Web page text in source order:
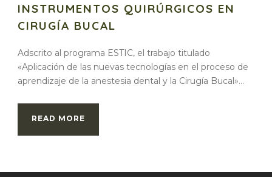
INSTRUMENTOS QUIRÚRGICOS EN
CIRUGÍA BUCAL
Adscrito al programa ESTIC, el trabajo titulado
«Aplicación de las nuevas tecnologías en el proceso de
aprendizaje de la anestesia dental y la Cirugía Bucal»...
READ MORE